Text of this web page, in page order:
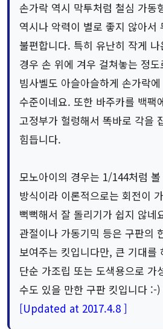
손가락 역시 막투처럼 철심 가동
역시나 악력이 별로 좋지 않아서
불편합니다. 특히 유난히 작게
경우 손 위에 겨우 걸쳐놓는 정
빔사벨도 아슬아슬하게 손가락
수준이네요. 또한 바주카를 백팩
고정부가 헐렁해서 똑바로 각을
힘듭니다.
모노아이의 경우는 1/144처럼
방식이라 이론적으로는 회전이
뻑뻑해서 잘 돌리기가 쉽지 않네
관절이나 가동기믹 등은 구판의
보여주는 킷입니다만, 큰 기대를
단순 가조립 또는 도색용으로 가
수도 있을 만한 구판 킷입니다 :-)
[Updated at 2017.4.8 ]